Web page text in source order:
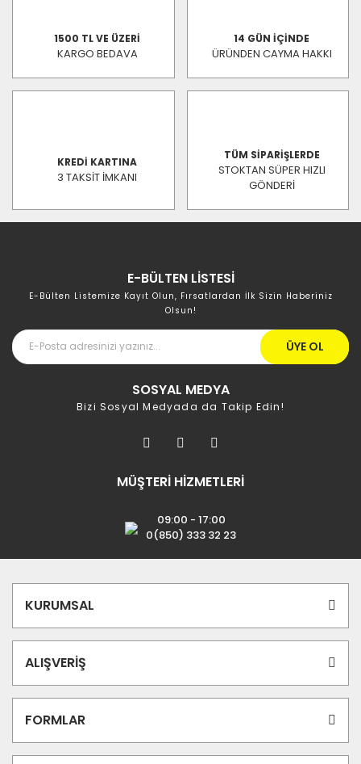
1500 TL VE ÜZERİ
KARGO BEDAVA
14 GÜN İÇİNDE
ÜRÜNDEN CAYMA HAKKI
KREDİ KARTINA
3 TAKSİT İMKANI
TÜM SİPARİŞLERDE
STOKTAN SÜPER HIZLI
GÖNDERİ
E-BÜLTEN LİSTESİ
E-Bülten Listemize Kayıt Olun, Fırsatlardan İlk Sizin Haberiniz
Olsun!
ÜYE OL
SOSYAL MEDYA
Bizi Sosyal Medyada da Takip Edin!
MÜŞTERİ HİZMETLERİ
09:00 - 17:00
0(850) 333 32 23
KURUMSAL
ALIŞVERİŞ
FORMLAR